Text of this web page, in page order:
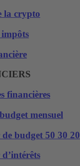
la crypto
financières
mensuel
budget 50 30 20